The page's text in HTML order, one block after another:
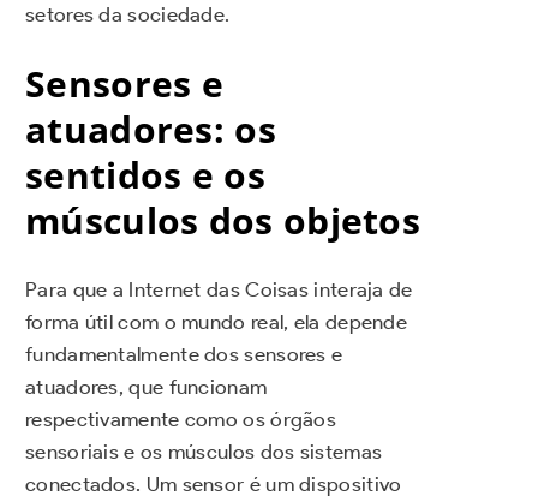
setores da sociedade.
Sensores e
atuadores: os
sentidos e os
músculos dos objetos
Para que a Internet das Coisas interaja de
forma útil com o mundo real, ela depende
fundamentalmente dos sensores e
atuadores, que funcionam
respectivamente como os órgãos
sensoriais e os músculos dos sistemas
conectados. Um sensor é um dispositivo